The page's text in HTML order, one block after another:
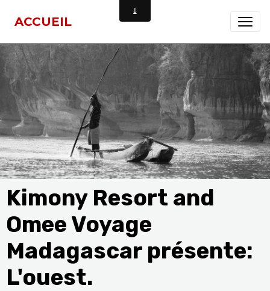
ACCUEIL
Kimony Resort and
Omee Voyage
Madagascar présente:
L'ouest.